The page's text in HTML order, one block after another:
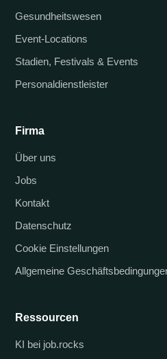
Gesundheitswesen
Event-Locations
Stadien, Festivals & Events
Personaldienstleister
Firma
Über uns
Jobs
Kontakt
Datenschutz
Cookie Einstellungen
Allgemeine
Ressourcen
KI bei job.rocks